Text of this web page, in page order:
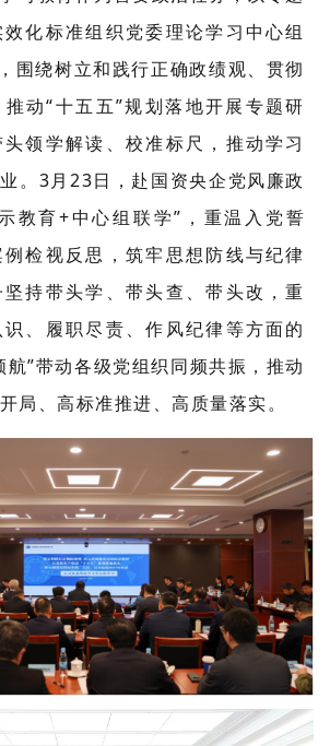
化标准组织党委理论学习中心组
围绕树立和践行正确政绩观、贯彻
动“十五五”规划落地开展专题研
领学解读、校准标尺，推动学习
。3月23日，赴国资央企党风廉政
教育+中心组联学”，重温入党誓
检视反思，筑牢思想防线与纪律
持带头学、带头查、带头改，重
、履职尽责、作风纪律等方面的
航”带动各级党组织同频共振，推动
局、高标准推进、高质量落实。